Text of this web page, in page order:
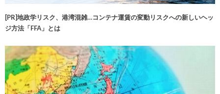
[PR]地政学リスク、港湾混雑…コンテナ運賃の変動リスクへの新しいヘッ
ジ方法「FFA」とは